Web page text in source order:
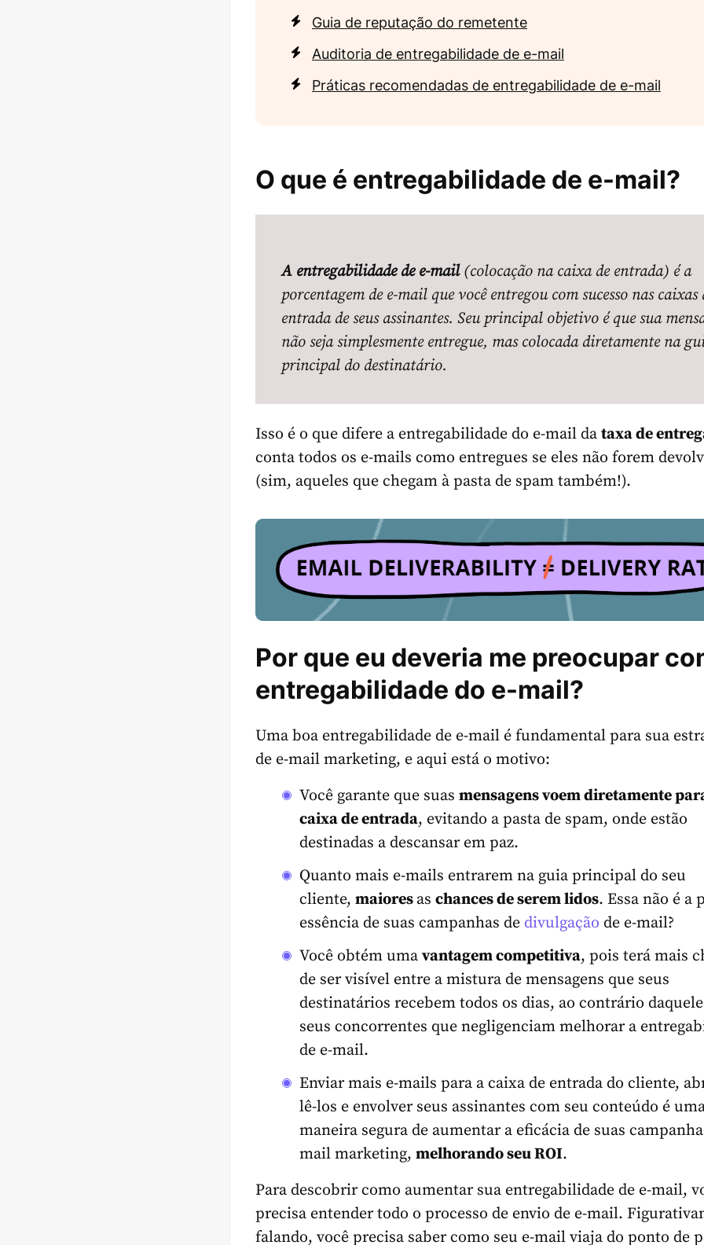
Guia de reputação do remetente
Auditoria de entregabilidade de e-mail
Práticas recomendadas de entregabilidade de e-mail
O que é entregabilidade de e-mail?
A entregabilidade de e-mail (colocação na caixa de entrada) é a
porcentagem de e-mail que você entregou com sucesso nas caixas
entrada de seus assinantes. Seu principal objetivo é que sua
não seja simplesmente entregue, mas colocada diretamente na
principal do destinatário.
Isso é o que difere a entregabilidade do e-mail da taxa de
conta todos os e-mails como entregues se eles não forem
(sim, aqueles que chegam à pasta de spam também!).
Por que eu deveria me preocupar
entregabilidade do e-mail?
Uma boa entregabilidade de e-mail é fundamental para sua
de e-mail marketing, e aqui está o motivo:
Você garante que suas mensagens voem diretamente
caixa de entrada, evitando a pasta de spam, onde estão
destinadas a descansar em paz.
Quanto mais e-mails entrarem na guia principal do seu
cliente, maiores as chances de serem lidos. Essa não é a
essência de suas campanhas de divulgação de e-mail?
Você obtém uma vantagem competitiva, pois terá mais
de ser visível entre a mistura de mensagens que seus
destinatários recebem todos os dias, ao contrário
seus concorrentes que negligenciam melhorar a
de e-mail.
Enviar mais e-mails para a caixa de entrada do cliente,
lê-los e envolver seus assinantes com seu conteúdo é
maneira segura de aumentar a eficácia de suas
mail marketing, melhorando seuROI.
Para descobrir como aumentar sua entregabilidade de e-mail,
precisa entender todo o processo de envio de e-mail.
falando, você precisa saber como seu e-mail viaja do ponto de